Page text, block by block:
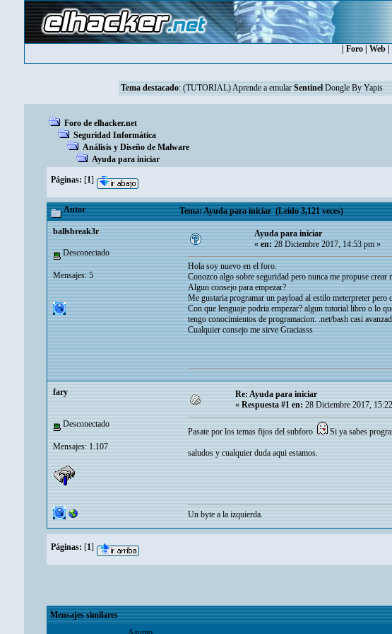
Foro| Web|
Tema destacado: (TUTORIAL) Aprende a emular Sentinel Dongle By Yapis
Foro de elhacker.net
Seguridad Informática
Análisis y Diseño de Malware
Ayuda para iniciar
Páginas: [1]
Autor Tema: Ayuda para iniciar (Leído 3,121 veces)
ballsbreak3r
Desconectado
Mensajes: 5
Ayuda para iniciar
«en:28 Diciembre 2017, 14:53 pm »
Hola soy nuevo en el foro.
Conozco algo sobre seguridad pero nunca me propuse
Algun consejo para empezar?
Me gustaria programar un payload al estilo meterpreter
Con que lenguaje podria empezar? algun tutorial libro o lo
tengo conocimientos de programacion. .net/bash casi
Cualquier consejo me sirve Graciasss
fary
Desconectado
Mensajes: 1.107
Re: Ayuda para iniciar
« Respuesta #1 en: 28 Diciembre 2017,
Pasate por los temas fijos del subforo Si ya sabes
saludos y cualquier duda aqui estamos.
Un byte a la izquierda.
Páginas: [1]
Mensajes similares